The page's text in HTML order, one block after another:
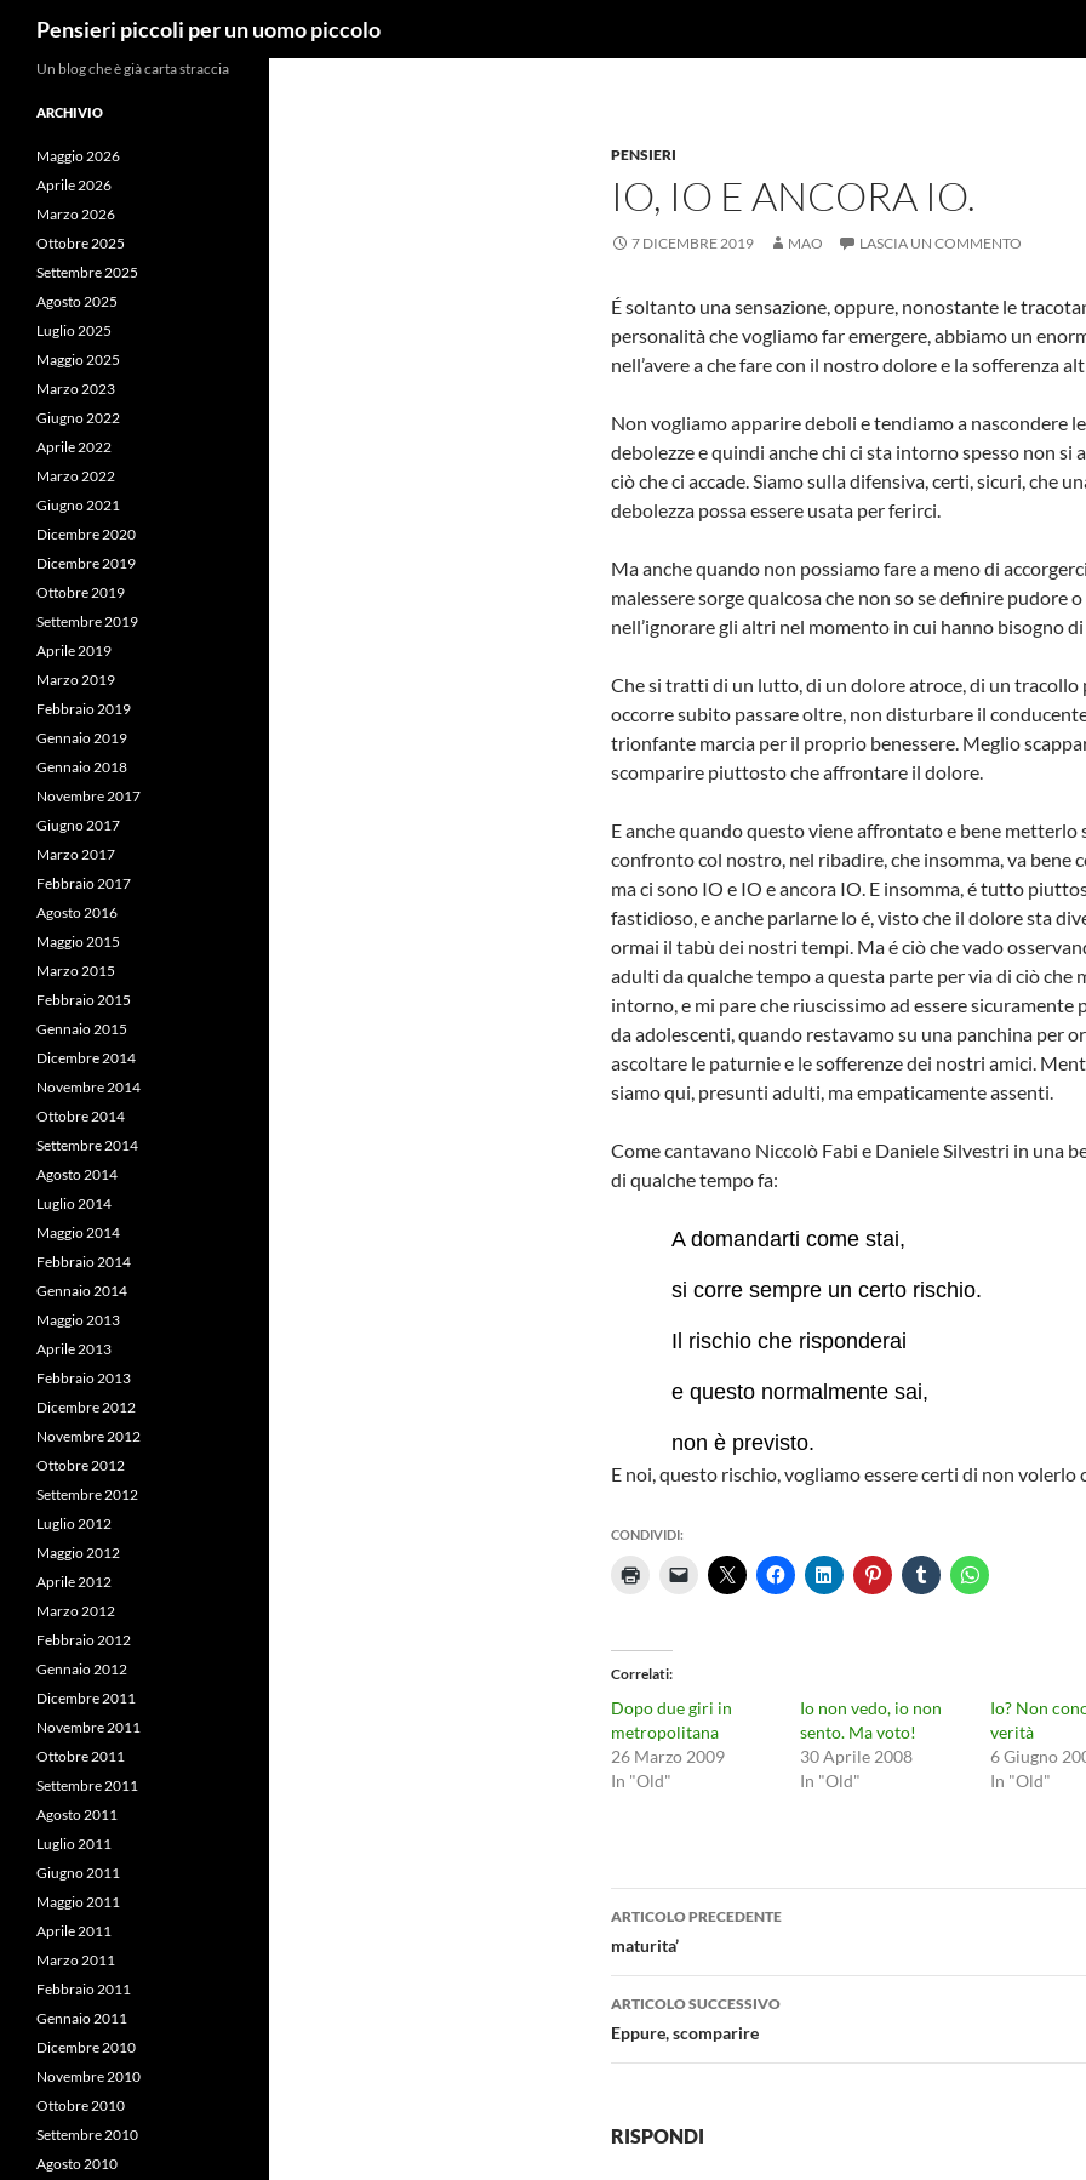
Pensieri piccoli per un uomo piccolo
PENSIERI
IO, IO E ANCORA IO.
7 DICEMBRE 2019 MAO LASCIA UN COMMENTO
É soltanto una sensazione, oppure, nonostante le
personalità che vogliamo far emergere, abbiamo un
nell’avere a che fare con il nostro dolore e la sofferenza
Non vogliamo apparire deboli e tendiamo a nascondere
debolezze e quindi anche chi ci sta intorno spesso non si
ciò che ci accade. Siamo sulla difensiva, certi, sicuri, che
debolezza possa essere usata per ferirci.
Ma anche quando non possiamo fare a meno di
malessere sorge qualcosa che non so se definire pudore
nell’ignorare gli altri nel momento in cui hanno bisogno
Che si tratti di un lutto, di un dolore atroce, di un tracollo
occorre subito passare oltre, non disturbare il
trionfante marcia per il proprio benessere. Meglio
scomparire piuttosto che affrontare il dolore.
E anche quando questo viene affrontato e bene metterlo
confronto col nostro, nel ribadire, che insomma, va bene
ma ci sono IO e IO e ancora IO. E insomma, é tutto
fastidioso, e anche parlarne lo é, visto che il dolore sta
ormai il tabù dei nostri tempi. Ma é ciò che vado
adulti da qualche tempo a questa parte per via di ciò che
intorno, e mi pare che riuscissimo ad essere sicuramente
da adolescenti, quando restavamo su una panchina per
ascoltare le paturnie e le sofferenze dei nostri amici.
siamo qui, presunti adulti, ma empaticamente assenti.
Come cantavano Niccolò Fabi e Daniele Silvestri in una
di qualche tempo fa:
A domandarti come stai,
si corre sempre un certo rischio.
Il rischio che risponderai
e questo normalmente sai,
non è previsto.
E noi, questo rischio, vogliamo essere certi di non volerlo
CONDIVIDI:
Correlati
Dopo due giri in
metropolitana
26 Marzo 2009
In "Old"
Io non vedo, io non
sento. Ma voto!
30 Aprile 2008
In "Old"
Io? Non
verità
6 Giugno
In "Old"
Navigazione
articolo
ARTICOLO PRECEDENTE
maturita’
ARTICOLO SUCCESSIVO
Eppure, scomparire
RISPONDI
Un blog che è già carta straccia
ARCHIVIO
Maggio 2026
Aprile 2026
Marzo 2026
Ottobre 2025
Settembre 2025
Agosto 2025
Luglio 2025
Maggio 2025
Marzo 2023
Giugno 2022
Aprile 2022
Marzo 2022
Giugno 2021
Dicembre 2020
Dicembre 2019
Ottobre 2019
Settembre 2019
Aprile 2019
Marzo 2019
Febbraio 2019
Gennaio 2019
Gennaio 2018
Novembre 2017
Giugno 2017
Marzo 2017
Febbraio 2017
Agosto 2016
Maggio 2015
Marzo 2015
Febbraio 2015
Gennaio 2015
Dicembre 2014
Novembre 2014
Ottobre 2014
Settembre 2014
Agosto 2014
Luglio 2014
Maggio 2014
Febbraio 2014
Gennaio 2014
Maggio 2013
Aprile 2013
Febbraio 2013
Dicembre 2012
Novembre 2012
Ottobre 2012
Settembre 2012
Luglio 2012
Maggio 2012
Aprile 2012
Marzo 2012
Febbraio 2012
Gennaio 2012
Dicembre 2011
Novembre 2011
Ottobre 2011
Settembre 2011
Agosto 2011
Luglio 2011
Giugno 2011
Maggio 2011
Aprile 2011
Marzo 2011
Febbraio 2011
Gennaio 2011
Dicembre 2010
Novembre 2010
Ottobre 2010
Settembre 2010
Agosto 2010